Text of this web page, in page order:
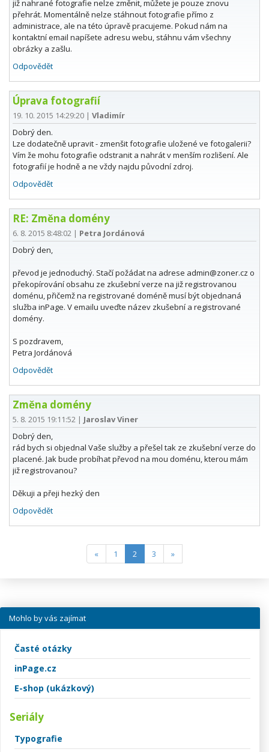
již nahrané fotografie nelze změnit, můžete je pouze znovu
přehrát. Momentálně nelze stáhnout fotografie přímo z
administrace, ale na této úpravě pracujeme. Pokud nám na
kontaktní email napíšete adresu webu, stáhnu vám všechny
obrázky a zašlu.
Odpovědět
Úprava fotografií
19. 10. 2015 14:29:20 | Vladimír
Dobrý den.
Lze dodatečně upravit - zmenšit fotografie uložené ve fotogalerii?
Vím že mohu fotografie odstranit a nahrát v menším rozlišení. Ale
fotografií je hodně a ne vždy najdu původní zdroj.
Odpovědět
RE: Změna domény
6. 8. 2015 8:48:02 | Petra Jordánová
Dobrý den,
převod je jednoduchý. Stačí požádat na adrese admin@zoner.cz o
překopírování obsahu ze zkušební verze na již registrovanou
doménu, přičemž na registrované doméně musí být objednaná
služba inPage. V emailu uveďte název zkušební a registrované
domény.
S pozdravem,
Petra Jordánová
Odpovědět
Změna domény
5. 8. 2015 19:11:52 | Jaroslav Viner
Dobrý den,
rád bych si objednal Vaše služby a přešel tak ze zkušební verze do
placené. Jak bude probíhat převod na mou doménu, kterou mám
již registrovanou?
Děkuji a přeji hezký den
Odpovědět
« 1 2 (current)
3 »
Mohlo by vás zajímat
Časté otázky
inPage.cz
E-shop (ukázkový)
Seriály
Typografie